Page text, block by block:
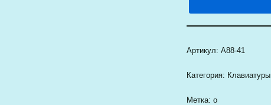
Артикул: A88-41
Категория: Клавиатуры
Метка: о